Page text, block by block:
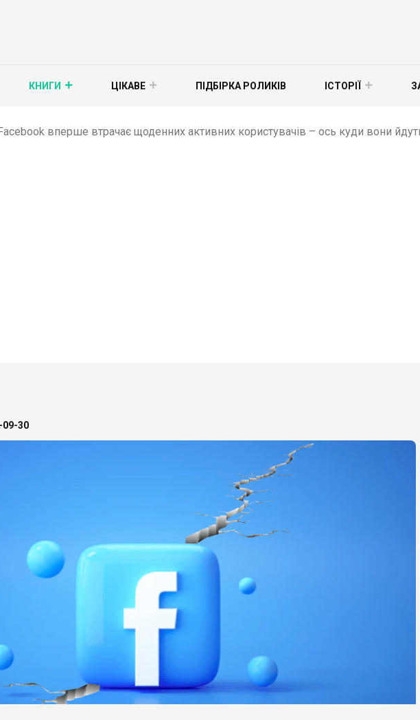
КНИГИ ЦІКАВЕ ПІДБІРКА РОЛИКІВ ІСТОРІЇ
вперше втрачає щоденних активних користувачів – ось куди вони йдуть
09-30